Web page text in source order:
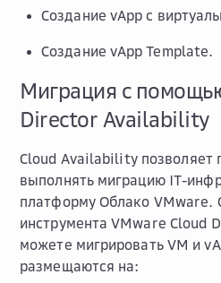
Создание vApp с
Создание vApp Template.
Миграция с
Director Availability
Cloud Availability позволяет
выполнять миграцию IT-
платформу Облако VMware.
инструмента VMware
можете мигрировать VM и
размещаются на: